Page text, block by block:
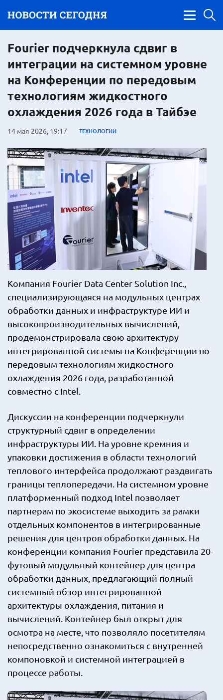
Fourier подчеркнула сдвиг в
интеграции на системном уровне
на Конференции по передовым
технологиям жидкостного
охлаждения 2026 года в Тайбэе
14 мая 2026, 19:17 ТЕХНОЛОГИИ
Компания Fourier Data Center Solution Inc.,
специализирующаяся на модульных центрах
обработки данных и инфраструктуре ИИ и
высокопроизводительных вычислений,
продемонстрировала свою архитектуру
интегрированной системы на Конференции по
передовым технологиям жидкостного
охлаждения 2026 года, разработанной
совместно с Intel.
Дискуссии на конференции подчеркнули
структурный сдвиг в определении
инфраструктуры ИИ. На уровне кремния и
упаковки достижения в области технологий
теплового интерфейса продолжают раздвигать
границы теплопередачи. На системном уровне
платформенный подход Intel позволяет
партнерам по экосистеме выходить за рамки
отдельных компонентов в интегрированные
решения для центров обработки данных. На
конференции компания Fourier представила 20-
футовый модульный контейнер для центра
обработки данных, предлагающий полный
системный обзор интегрированной
архитектуры охлаждения, питания и
вычислений. Контейнер был открыт для
осмотра на месте, что позволяло посетителям
непосредственно ознакомиться с внутренней
компоновкой и системной интеграцией в
процессе работы.